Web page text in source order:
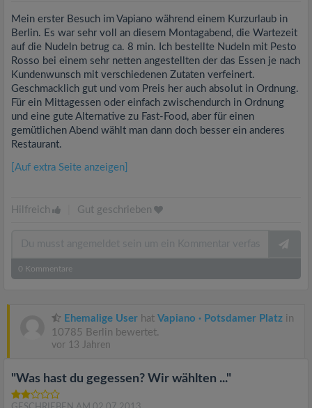
Mein erster Besuch im Vapiano während einem Kurzurlaub in
Berlin. Es war sehr voll an diesem Montagabend, die Wartezeit
auf die Nudeln betrug ca. 8 min. Ich bestellte Nudeln mit Pesto
Rosso bei einem sehr netten angestellten der das Essen je nach
Kundenwunsch mit verschiedenen Zutaten verfeinert.
Geschmacklich gut und vom Preis her auch absolut in Ordnung.
Für ein Mittagessen oder einfach zwischendurch in Ordnung
und eine gute Alternative zu Fast-Food, aber für einen
gemütlichen Abend wählt man dann doch besser ein anderes
Restaurant.
[Auf extra Seite anzeigen]
Hilfreich Gut geschrieben
0 Kommentare
Ehemalige User hat Vapiano · Potsdamer Platz in
10785 Berlin bewertet.
vor 13 Jahren
"Was hast du gegessen? Wir wählten ..."